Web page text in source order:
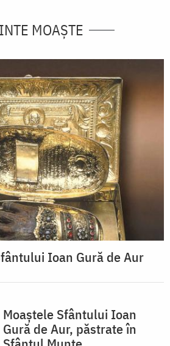
MOAȘTE
Ioan Gură de Aur
Moaștele Sfântului Ioan
Gură de Aur, păstrate în